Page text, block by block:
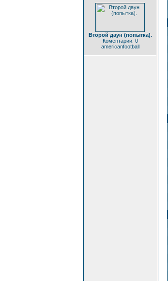
Второй даун (попытка).
Коментарии: 0
americanfootball